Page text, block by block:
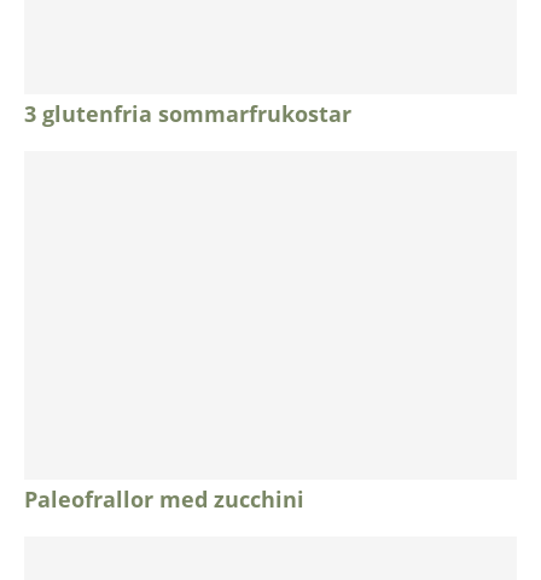
3 glutenfria sommarfrukostar
Paleofrallor med zucchini